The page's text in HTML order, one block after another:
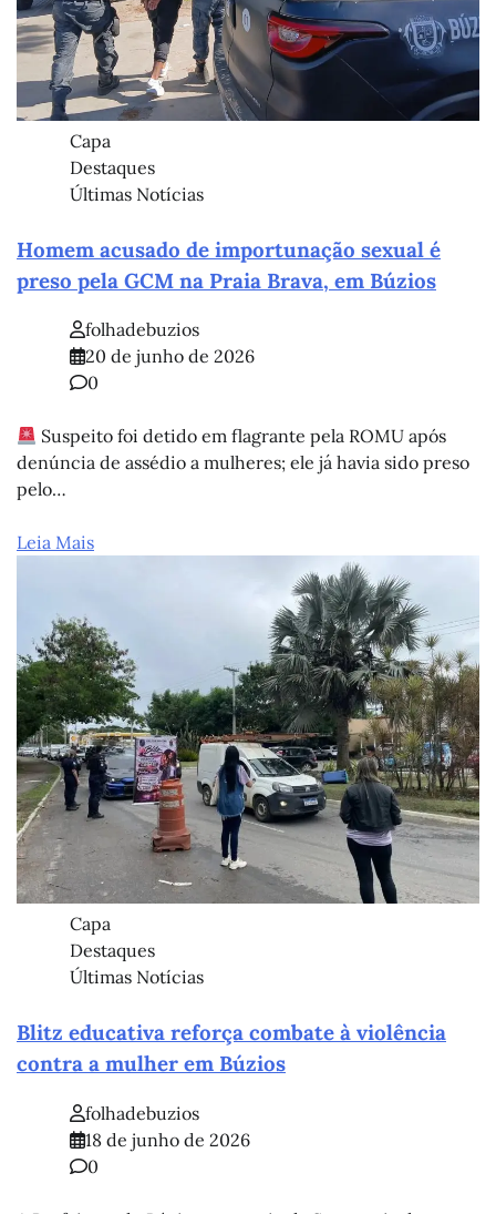
Capa
Destaques
Últimas Notícias
Homem acusado de importunação sexual é
preso pela GCM na Praia Brava, em Búzios
folhadebuzios
20 de junho de 2026
0
Suspeito foi detido em flagrante pela ROMU após
denúncia de assédio a mulheres; ele já havia sido preso
pelo…
Leia Mais
Capa
Destaques
Últimas Notícias
Blitz educativa reforça combate à violência
contra a mulher em Búzios
folhadebuzios
18 de junho de 2026
0